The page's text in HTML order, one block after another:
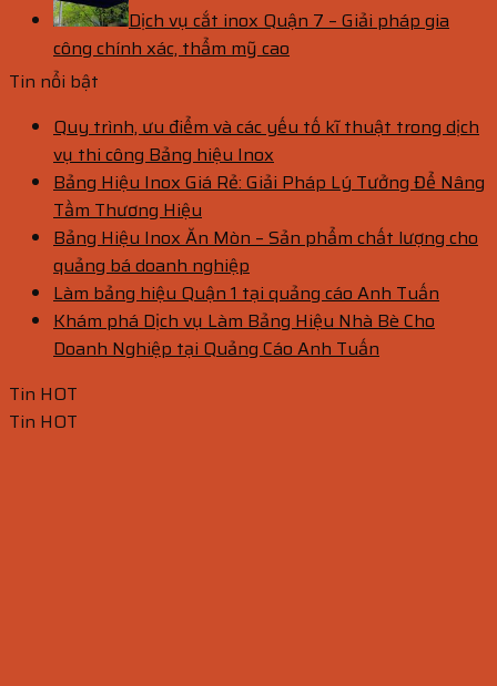
Dịch vụ cắt inox Quận 7 – Giải pháp gia
công chính xác, thẩm mỹ cao
Tin nổi bật
Quy trình, ưu điểm và các yếu tố kĩ thuật trong dịch
vụ thi công Bảng hiệu Inox
Bảng Hiệu Inox Giá Rẻ: Giải Pháp Lý Tưởng Để Nâng
Tầm Thương Hiệu
Bảng Hiệu Inox Ăn Mòn – Sản phẩm chất lượng cho
quảng bá doanh nghiệp
Làm bảng hiệu Quận 1 tại quảng cáo Anh Tuấn
Khám phá Dịch vụ Làm Bảng Hiệu Nhà Bè Cho
Doanh Nghiệp tại Quảng Cáo Anh Tuấn
Tin HOT
Tin HOT